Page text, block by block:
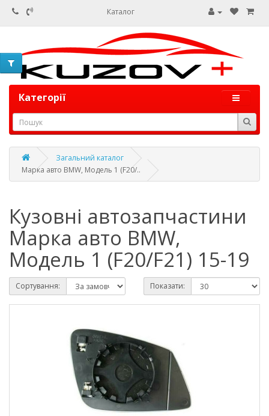
Каталог
Категорії
Загальний каталог
Марка авто BMW, Модель 1 (F20/..
Кузовні автозапчастини
Марка авто BMW,
Модель 1 (F20/F21) 15-19
Сортування: Показати: